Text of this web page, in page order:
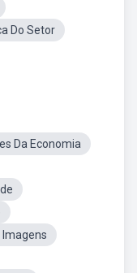
Do Setor
Da Economia